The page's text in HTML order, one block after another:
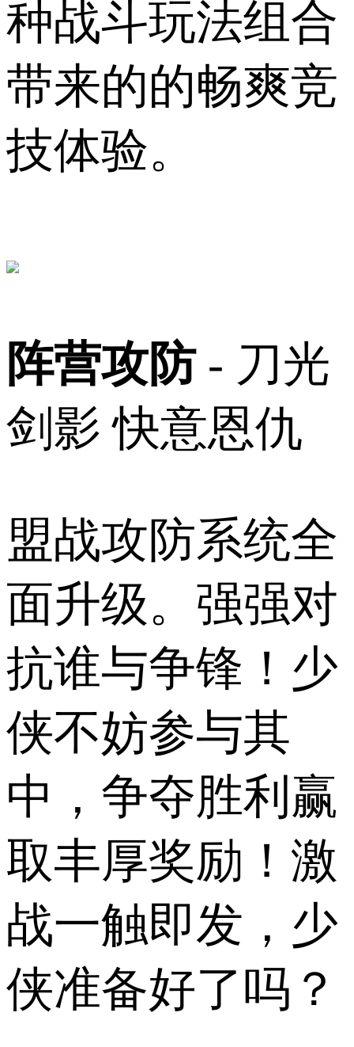
种战斗玩法组合
带来的的畅爽竞
技体验。
阵营攻防- 刀光
剑影 快意恩仇
盟战攻防系统全
面升级。强强对
抗谁与争锋！少
侠不妨参与其
中，争夺胜利赢
取丰厚奖励！激
战一触即发，少
侠准备好了吗？